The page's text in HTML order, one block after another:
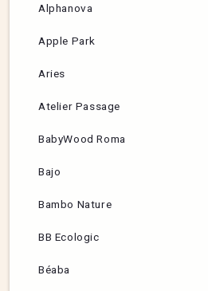
Alphanova
Apple Park
Aries
Atelier Passage
BabyWood Roma
Bajo
Bambo Nature
BB Ecologic
Béaba